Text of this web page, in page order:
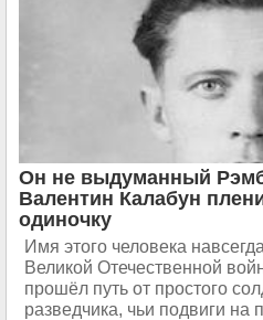
Он не выдуманный
Валентин Калабун
одиночку
Имя этого человека
Великой Отечественной
прошёл путь от простого
разведчика, чьи подвиги на